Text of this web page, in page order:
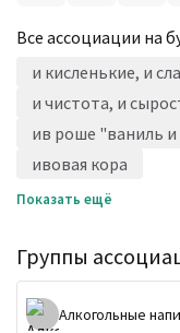
Все ассоциации на
и кисленькие, и
и чистота, и
ив роше "ваниль
ивовая кора
Показать ещё
Группы
Алкогольные